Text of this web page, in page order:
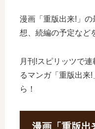
漫画「重版出来!」
想、続編の予定など
月刊!スピリッツで
るマンガ「重版出来
ら！
漫画「重版出